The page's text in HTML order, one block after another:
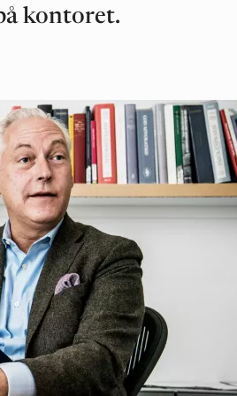
kontoret.